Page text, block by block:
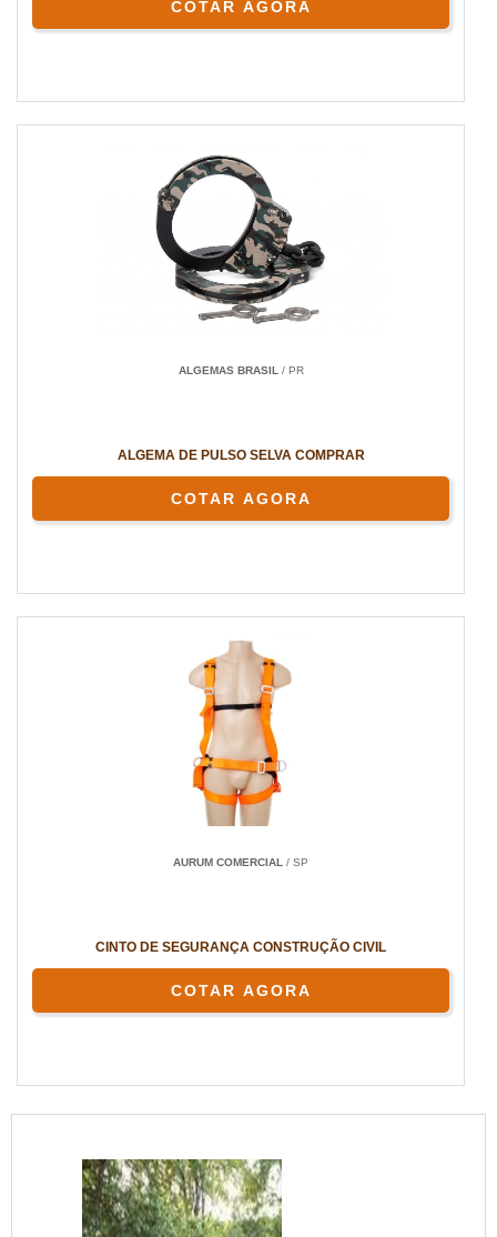
COTAR AGORA
ALGEMAS BRASIL/ PR
ALGEMA DE PULSO SELVA COMPRAR
COTAR AGORA
AURUM COMERCIAL / SP
CINTO DE SEGURANÇA CONSTRUÇÃO CIVIL
COTAR AGORA